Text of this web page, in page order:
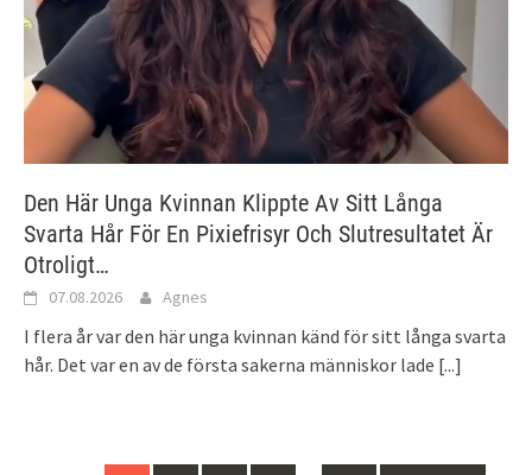
Den Här Unga Kvinnan Klippte Av Sitt Långa
Svarta Hår För En Pixiefrisyr Och Slutresultatet Är
Otroligt…
07.08.2026 Agnes
I flera år var den här unga kvinnan känd för sitt långa svarta
hår. Det var en av de första sakerna människor lade [...]